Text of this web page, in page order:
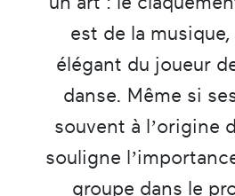
est de la
élégant du joueur
danse. Même si
souvent à l’origine
souligne
groupe dans le